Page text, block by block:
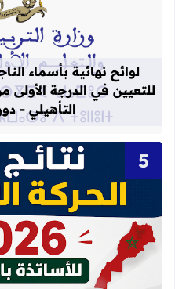
لوائح نهائية بأسماء
للتعيين في الدرجة الأولى
التأهيلي - دورة